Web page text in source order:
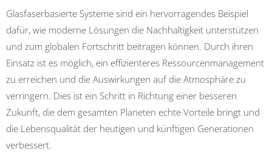
Glasfaserbasierte Systeme sind ein hervorragendes Beispiel
dafür, wie moderne Lösungen die Nachhaltigkeit unterstützen
und zum globalen Fortschritt beitragen können. Durch ihren
Einsatz ist es möglich, ein effizienteres Ressourcenmanagement
zu erreichen und die Auswirkungen auf die Atmosphäre zu
verringern. Dies ist ein Schritt in Richtung einer besseren
Zukunft, die dem gesamten Planeten echte Vorteile bringt und
die Lebensqualität der heutigen und künftigen Generationen
verbessert.